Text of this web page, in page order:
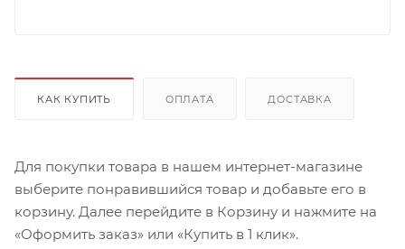
КАК КУПИТЬ ОПЛАТА ДОСТАВКА
Для покупки товара в нашем интернет-магазине
выберите понравившийся товар и добавьте его в
корзину. Далее перейдите в Корзину и нажмите на
«Оформить заказ» или «Купить в 1 клик».